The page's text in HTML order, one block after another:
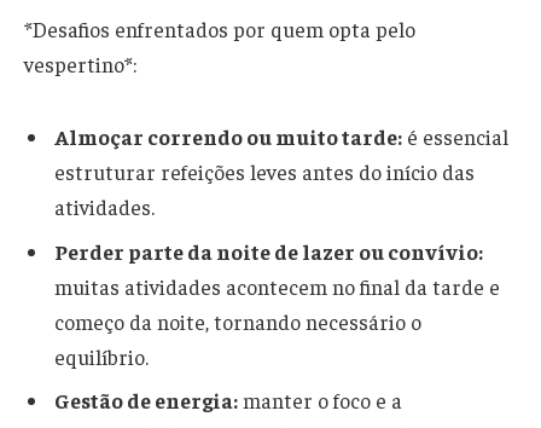
*Desafios enfrentados por quem opta pelo
vespertino*:
Almoçar correndo ou muito tarde: é essencial
estruturar refeições leves antes do início das
atividades.
Perder parte da noite de lazer ou convívio:
muitas atividades acontecem no final da tarde e
começo da noite, tornando necessário o
equilíbrio.
Gestão de energia:manter o foco e a